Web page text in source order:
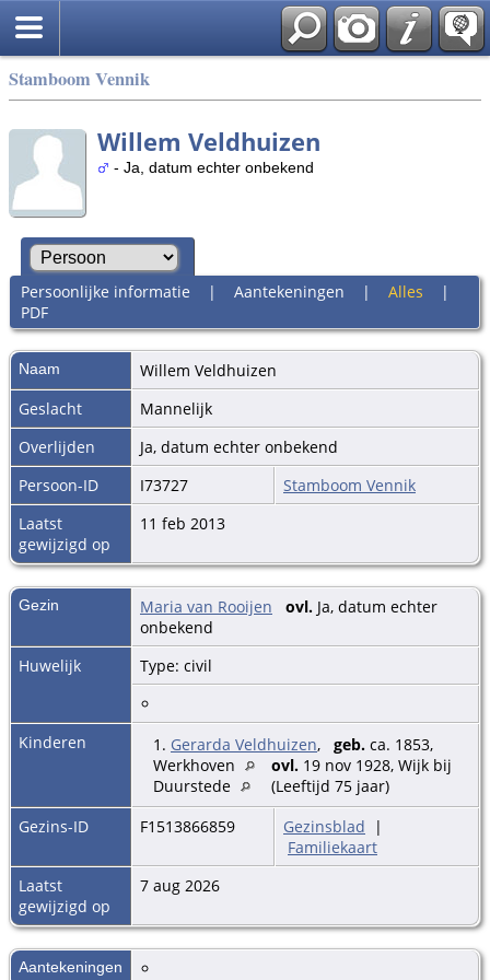
Stamboom Vennik
Willem Veldhuizen
- Ja, datum echter onbekend
Persoonlijke informatie | Aantekeningen | Alles |
PDF
Naam Willem Veldhuizen
Geslacht
Mannelijk
Overlijden
Ja, datum echter onbekend
Persoon-ID
I73727
Stamboom Vennik
Laatst
gewijzigd op
11 feb 2013
Gezin Maria van Rooijen ovl. Ja, datum echter
onbekend
Huwelijk
Type: civil
Kinderen 1. Gerarda Veldhuizen, geb. ca. 1853,
Werkhoven
ovl. 19 nov 1928, Wijk bij
Duurstede
(Leeftijd 75 jaar)
Gezins-ID
F1513866859 Gezinsblad |
Familiekaart
Laatst
gewijzigd op
7 aug 2026
Aantekeningen